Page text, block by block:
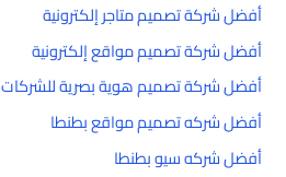
أفضل شركة تصميم متاجر إلكترونية
أفضل شركة تصميم مواقع إلكترونية
أفضل شركة تصميم هوية بصرية للشركات
أفضل شركه تصميم مواقع بطنطا
أفضل شركه سيو بطنطا